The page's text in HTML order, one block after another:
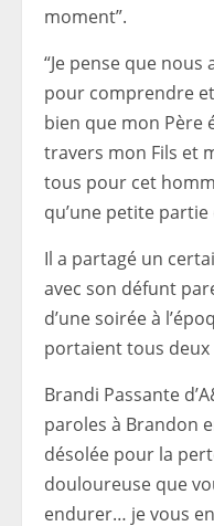
moment”.
“Je pense que
pour comprendre
bien que mon Père
travers mon Fils et
tous pour cet
qu’une petite
Il a partagé un
avec son défunt
d’une soirée à
portaient tous
Brandi Passante
paroles à Brandon
désolée pour la
douloureuse que
endurer… je vous